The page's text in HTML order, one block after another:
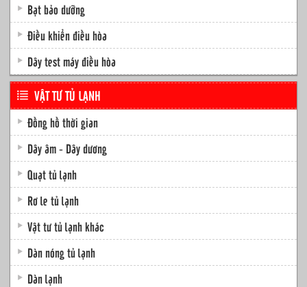
Bạt bảo dưỡng
Điều khiển điều hòa
Dây test máy điều hòa
VẬT TƯ TỦ LẠNH
Đồng hồ thời gian
Dây âm - Dây dương
Quạt tủ lạnh
Rơ le tủ lạnh
Vật tư tủ lạnh khác
Dàn nóng tủ lạnh
Dàn lạnh